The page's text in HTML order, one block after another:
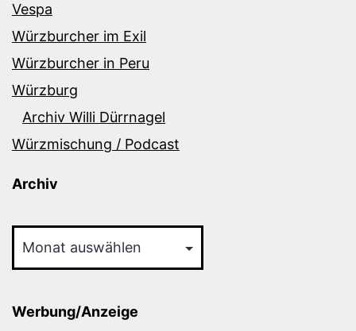
Vespa
Würzburcher im Exil
Würzburcher in Peru
Würzburg
Archiv Willi Dürrnagel
Würzmischung / Podcast
Archiv
Werbung/Anzeige